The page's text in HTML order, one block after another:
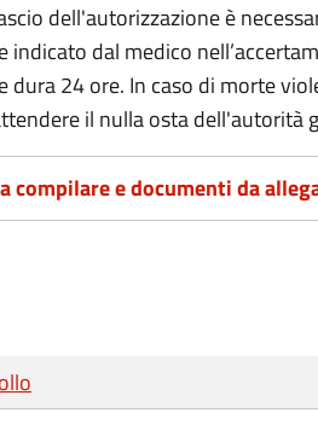
dell'autorizzazione è
indicato dal medico
dura 24 ore. In caso di morte
il nulla osta dell'autorità
compilare e documenti da